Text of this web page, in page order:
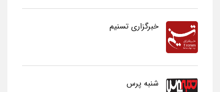
خبرگزاری تسنیم
شنبه پرس